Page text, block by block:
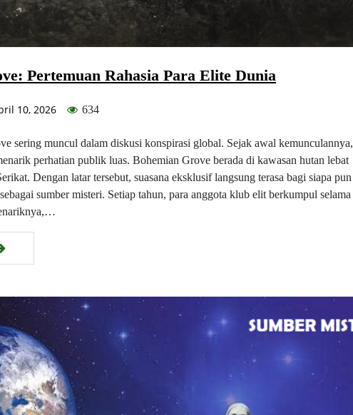
Pertemuan Rahasia Para Elite Dunia
10, 2026 634
sering muncul dalam diskusi konspirasi global. Sejak awal kemunculannya,
perhatian publik luas. Bohemian Grove berada di kawasan hutan lebat
Dengan latar tersebut, suasana eksklusif langsung terasa bagi siapa pun
sumber misteri. Setiap tahun, para anggota klub elit berkumpul selama